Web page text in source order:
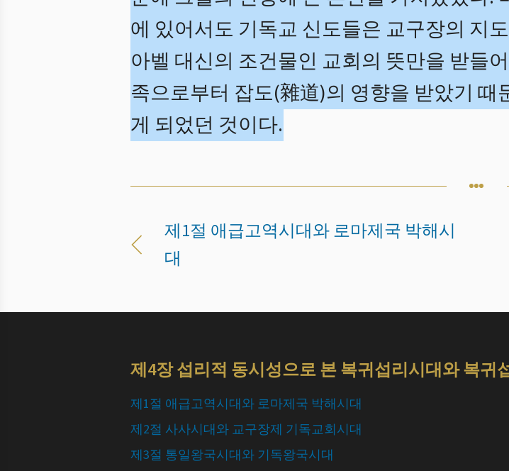
에 있어서도 기독교 신도들은 교구장의 지
아벨 대신의 조건물인 교회의 뜻만을 받들
족으로부터 잡도(雜道)의 영향을 받았기
게 되었던 것이다.
제1절 애급고역시대와 로마제국 박해시
대
제4장 섭리적 동시성으로 본 복귀섭리시대와 복귀
제1절 애급고역시대와 로마제국 박해시대
제2절 사사시대와 교구장제 기독교회시대
제3절 통일왕국시대와 기독왕국시대